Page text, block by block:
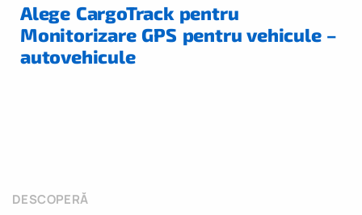
Alege CargoTrack pentru
Monitorizare GPS pentru vehicule –
autovehicule
DESCOPERĂ